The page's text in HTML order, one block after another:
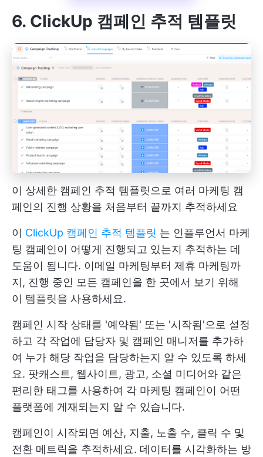
6. ClickUp 캠페인 추적 템플릿
이 상세한 캠페인 추적 템플릿으로 여러 마케팅 캠
페인의 진행 상황을 처음부터 끝까지 추적하세요
이 ClickUp 캠페인 추적 템플릿 는 인플루언서 마케
팅 캠페인이 어떻게 진행되고 있는지 추적하는 데
도움이 됩니다. 이메일 마케팅부터 제휴 마케팅까
지, 진행 중인 모든 캠페인을 한 곳에서 보기 위해
이 템플릿을 사용하세요.
캠페인 시작 상태를 '예약됨' 또는 '시작됨'으로 설정
하고 각 작업에 담당자 및 캠페인 매니저를 추가하
여 누가 해당 작업을 담당하는지 알 수 있도록 하세
요. 팟캐스트, 웹사이트, 광고, 소셜 미디어와 같은
편리한 태그를 사용하여 각 마케팅 캠페인이 어떤
플랫폼에 게재되는지 알 수 있습니다.
캠페인이 시작되면 예산, 지출, 노출 수, 클릭 수 및
전환 메트릭을 추적하세요. 데이터를 시각화하는 방